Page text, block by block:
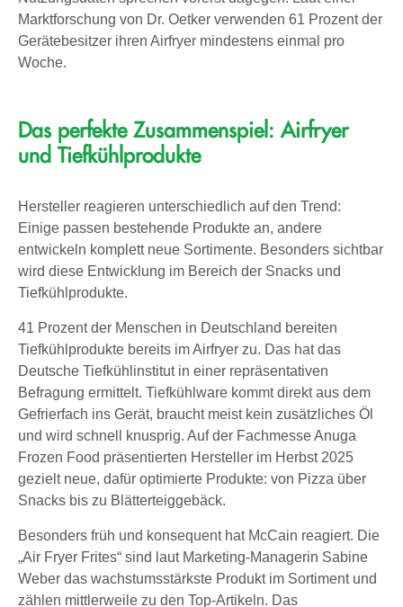
Marktforschung von Dr. Oetker verwenden 61 Prozent der
Gerätebesitzer ihren Airfryer mindestens einmal pro
Woche.
Das perfekte Zusammenspiel: Airfryer
und Tiefkühlprodukte
Hersteller reagieren unterschiedlich auf den Trend:
Einige passen bestehende Produkte an, andere
entwickeln komplett neue Sortimente. Besonders sichtbar
wird diese Entwicklung im Bereich der Snacks und
Tiefkühlprodukte.
41 Prozent der Menschen in Deutschland bereiten
Tiefkühlprodukte bereits im Airfryer zu. Das hat das
Deutsche Tiefkühlinstitut in einer repräsentativen
Befragung ermittelt. Tiefkühlware kommt direkt aus dem
Gefrierfach ins Gerät, braucht meist kein zusätzliches Öl
und wird schnell knusprig. Auf der Fachmesse Anuga
Frozen Food präsentierten Hersteller im Herbst 2025
gezielt neue, dafür optimierte Produkte: von Pizza über
Snacks bis zu Blätterteiggebäck.
Besonders früh und konsequent hat McCain reagiert. Die
„Air Fryer Frites“ sind laut Marketing-Managerin Sabine
Weber das wachstumsstärkste Produkt im Sortiment und
zählen mittlerweile zu den Top-Artikeln. Das